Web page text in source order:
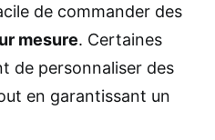
de commander des
mesure. Certaines
de personnaliser des
en garantissant un